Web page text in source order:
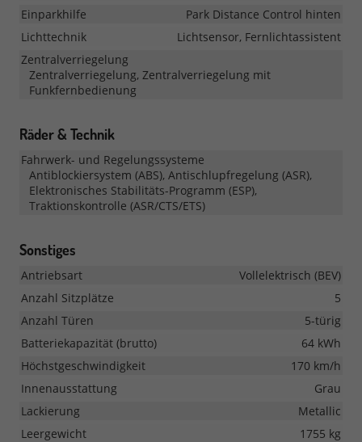
Einparkhilfe
Park Distance Control hinten
Lichttechnik
Lichtsensor, Fernlichtassistent
Zentralverriegelung
Zentralverriegelung, Zentralverriegelung mit
Funkfernbedienung
Räder & Technik
Fahrwerk- und Regelungssysteme
Antiblockiersystem (ABS), Antischlupfregelung (ASR),
Elektronisches Stabilitäts-Programm (ESP),
Traktionskontrolle (ASR/CTS/ETS)
Sonstiges
Antriebsart
Vollelektrisch (BEV)
Anzahl Sitzplätze
5
Anzahl Türen
5-türig
Batteriekapazität (brutto)
64 kWh
Höchstgeschwindigkeit
170 km/h
Innenausstattung
Grau
Lackierung
Metallic
Leergewicht
1755 kg